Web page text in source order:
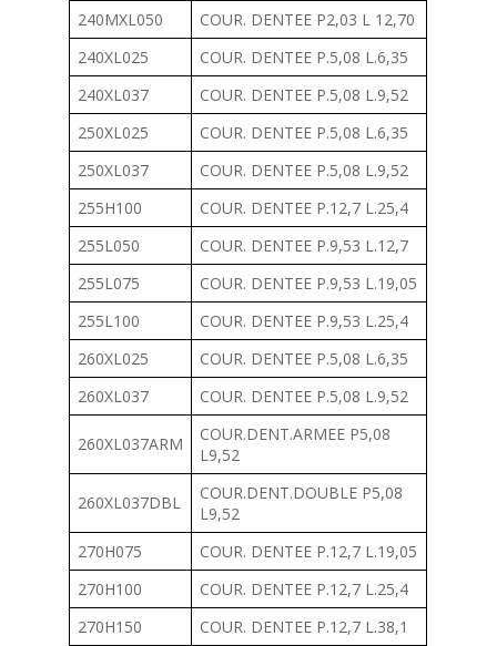
240MXL050
COUR. DENTEE P2,03 L 12,70
240XL025
COUR. DENTEE P.5,08 L.6,35
240XL037
COUR. DENTEE P.5,08 L.9,52
250XL025
COUR. DENTEE P.5,08 L.6,35
250XL037
COUR. DENTEE P.5,08 L.9,52
255H100
COUR. DENTEE P.12,7 L.25,4
255L050
COUR. DENTEE P.9,53 L.12,7
255L075
COUR. DENTEE P.9,53 L.19,05
255L100
COUR. DENTEE P.9,53 L.25,4
260XL025
COUR. DENTEE P.5,08 L.6,35
260XL037
COUR. DENTEE P.5,08 L.9,52
260XL037ARM
COUR.DENT.ARMEE P5,08
L9,52
260XL037DBL
COUR.DENT.DOUBLE P5,08
L9,52
270H075
COUR. DENTEE P.12,7 L.19,05
270H100
COUR. DENTEE P.12,7 L.25,4
270H150
COUR. DENTEE P.12,7 L.38,1